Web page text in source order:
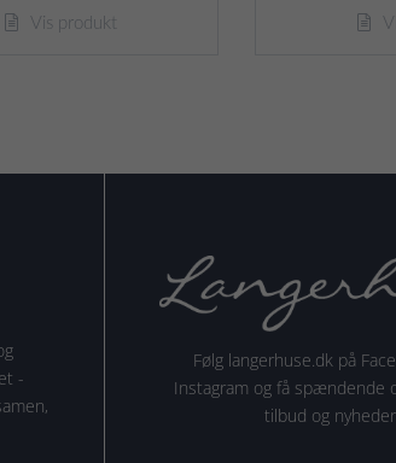
Vis produkt
-
Følg langerhuse.dk på
Instagram og få spændende
tilbud og